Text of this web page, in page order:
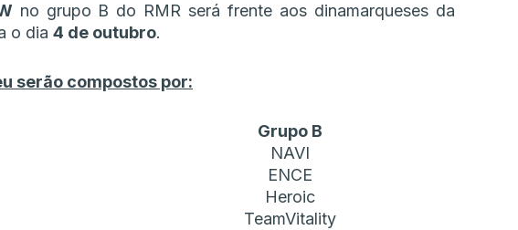
no grupo B do RMR será frente aos dinamarqueses da
o dia 4 de outubro.
serão compostos por:
Grupo B
NAVI
ENCE
Heroic
TeamVitality